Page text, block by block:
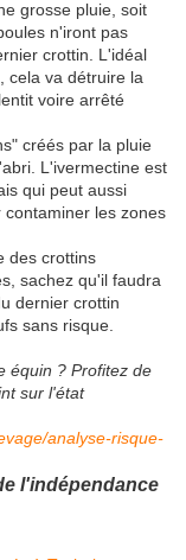
grosse pluie, soit
n'iront pas
crottin. L'idéal
cela va détruire la
voire arrêté
créés par la pluie
L'ivermectine est
qui peut aussi
les zones
des crottins
sachez qu'il faudra
dernier crottin
sans risque.
équin ? Profitez de
sur l'état
analyse-risque-
l'indépendance